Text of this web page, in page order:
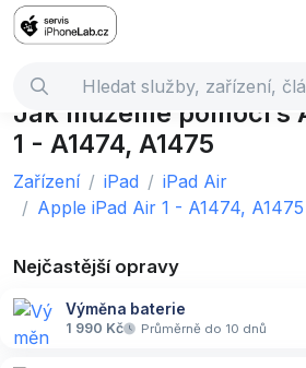
Jak můžeme pomoci s
1 - A1474, A1475
Zařízení iPad
iPad Air
Apple iPad Air 1 - A1474, A1475
Nejčastější opravy
Výměna baterie
1 990 Kč Průměrně do 10 dnů